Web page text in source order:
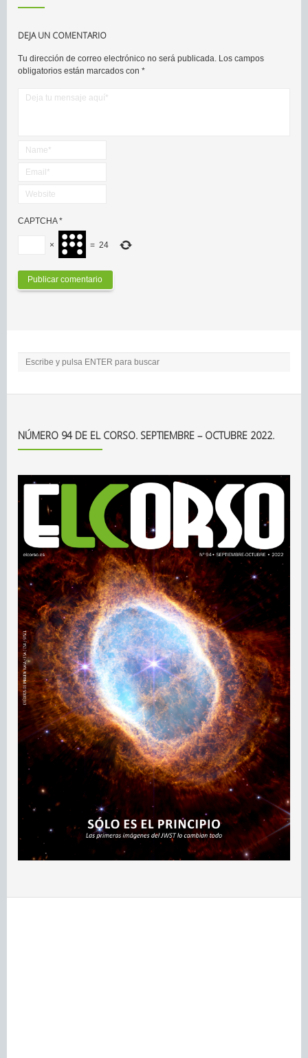
DEJA UN COMENTARIO
Tu dirección de correo electrónico no será publicada. Los campos
obligatorios están marcados con *
CAPTCHA*
× = 24
NÚMERO 94 DE EL CORSO. SEPTIEMBRE – OCTUBRE 2022.